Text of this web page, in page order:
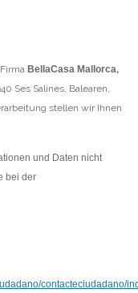
BellaCasa Mallorca,
Ses Salines, Balearen,
stellen wir Ihnen
und Daten nicht
bei der
contacteciudadano/